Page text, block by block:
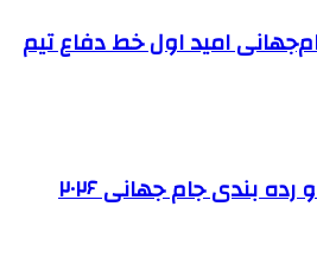
امید اول خط دفاع تیم
بندی جام جهانی ۲۰۲۶